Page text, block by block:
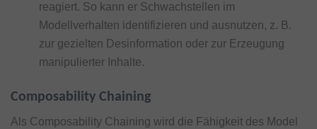
reagiert. So kann er Schwachstellen im
Modellverhalten identifizieren und ausnutzen, z. B.
zur gezielten Desinformation oder zur Erzeugung
manipulierter Inhalte.
Composability Chaining
Als Composability Chaining wird die Fähigkeit des Model